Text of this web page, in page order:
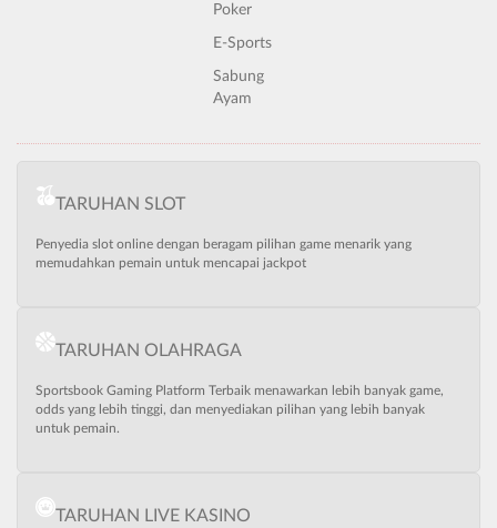
Poker
E-Sports
Sabung
Ayam
TARUHAN SLOT
Penyedia slot online dengan beragam pilihan game menarik yang
memudahkan pemain untuk mencapai jackpot
TARUHAN OLAHRAGA
Sportsbook Gaming Platform Terbaik menawarkan lebih banyak game,
odds yang lebih tinggi, dan menyediakan pilihan yang lebih banyak
untuk pemain.
TARUHAN LIVE KASINO